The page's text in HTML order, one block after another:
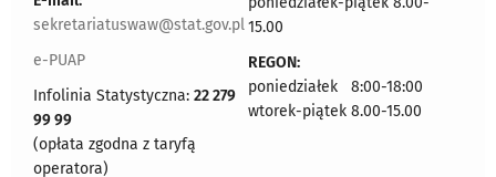
sekretariatuswaw@stat.gov.pl
e-PUAP
Infolinia Statystyczna: 22 279
99 99
(opłata zgodna z taryfą
operatora)
15.00
REGON:
poniedziałek 8:00-18:00
wtorek-piątek 8.00-15.00